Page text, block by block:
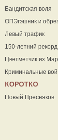
Бандитская воля
ОПЭгэшник и
Левый трафик
150-летний
Цветметчик из
Криминальные
КОРОТКО
Новый Пресняков